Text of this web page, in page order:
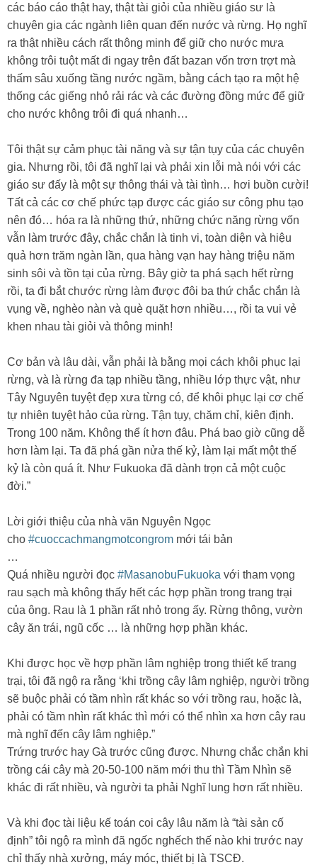
các báo cáo thật hay, thật tài giỏi của nhiều giáo sư là
chuyên gia các ngành liên quan đến nước và rừng. Họ nghĩ
ra thật nhiều cách rất thông minh để giữ cho nước mưa
không trôi tuột mất đi ngay trên đất bazan vốn trơn trợt mà
thấm sâu xuống tầng nước ngầm, bằng cách tạo ra một hệ
thống các giếng nhỏ rải rác và các đường đồng mức để giữ
cho nước không trôi đi quá nhanh…
Tôi thật sự cảm phục tài năng và sự tận tụy của các chuyên
gia. Nhưng rồi, tôi đã nghĩ lại và phải xin lỗi mà nói với các
giáo sư đấy là một sự thông thái và tài tình… hơi buồn cười!
Tất cả các cơ chế phức tạp được các giáo sư công phu tạo
nên đó… hóa ra là những thứ, những chức năng rừng vốn
vẫn làm trước đây, chắc chắn là tinh vi, toàn diện và hiệu
quả hơn trăm ngàn lần, qua hàng vạn hay hàng triệu năm
sinh sôi và tồn tại của rừng. Bây giờ ta phá sạch hết rừng
rồi, ta đi bắt chước rừng làm được đôi ba thứ chắc chắn là
vụng về, nghèo nàn và què quặt hơn nhiều…, rồi ta vui vẻ
khen nhau tài giỏi và thông minh!
Cơ bản và lâu dài, vẫn phải là bằng mọi cách khôi phục lại
rừng, và là rừng đa tạp nhiều tầng, nhiều lớp thực vật, như
Tây Nguyên tuyệt đẹp xưa từng có, để khôi phục lại cơ chế
tự nhiên tuyệt hảo của rừng. Tận tụy, chăm chỉ, kiên định.
Trong 100 năm. Không thể ít hơn đâu. Phá bao giờ cũng dễ
hơn làm lại. Ta đã phá gần nửa thế kỷ, làm lại mất một thế
kỷ là còn quá ít. Như Fukuoka đã dành trọn cả một cuộc
đời.”
Lời giới thiệu của nhà văn Nguyên Ngọc
cho #cuoccachmangmotcongrom mới tái bản
…
Quá nhiều người đọc #MasanobuFukuoka với tham vọng
rau sạch mà không thấy hết các hợp phần trong trang trại
của ông. Rau là 1 phần rất nhỏ trong ấy. Rừng thông, vườn
cây ăn trái, ngũ cốc … là những hợp phần khác.
Khi được học về hợp phần lâm nghiệp trong thiết kế trang
trại, tôi đã ngộ ra rằng ‘khi trồng cây lâm nghiệp, người trồng
sẽ buộc phải có tầm nhìn rất khác so với trồng rau, hoặc là,
phải có tầm nhìn rất khác thì mới có thể nhìn xa hơn cây rau
mà nghĩ đến cây lâm nghiệp.”
Trứng trước hay Gà trước cũng được. Nhưng chắc chắn khi
trồng cái cây mà 20-50-100 năm mới thu thì Tầm Nhìn sẽ
khác đi rất nhiều, và người ta phải Nghĩ lung hơn rất nhiều.
Và khi đọc tài liệu kế toán coi cây lâu năm là “tài sản cố
định” tôi ngộ ra mình đã ngốc nghếch thế nào khi trước nay
chỉ thấy nhà xưởng, máy móc, thiết bị là TSCĐ.